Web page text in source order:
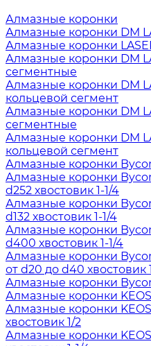
Алмазные коронки
Алмазные коронки DM
Алмазные коронки
Алмазные коронки DM
сегментные
Алмазные коронки DM
кольцевой сегмент
Алмазные коронки DM
сегментные
Алмазные коронки DM
кольцевой сегмент
Алмазные коронки
Алмазные коронки
d252 хвостовик 1-1/4
Алмазные коронки
d132 хвостовик 1-1/4
Алмазные коронки
d400 хвостовик 1-1/4
Алмазные коронки
от d20 до d40 хвостовик
Алмазные коронки
Алмазные коронки KEOS
Алмазные коронки KEOS
хвостовик 1/2
Алмазные коронки